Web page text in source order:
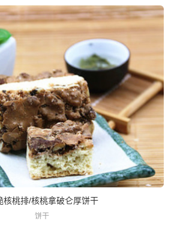
核桃排/核桃拿破仑厚饼干
饼干